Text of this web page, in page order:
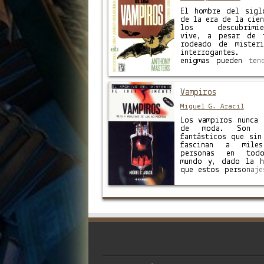
El hombre del
de la era de la
los
vive, a pesar de
rodeado de
interrogantes.
enigmas pueden
primeros pasos
humanidad; otros se
forjado a lo
ella. La obra no
…
Vampiros
Miguel G. Aracil
Los vampiros nunca
de moda. Son
fantásticos que sin
fascinan a
personas en
mundo y, dado la
que estos
siglos, merecen
allá de las
libro de vampiros
complemento